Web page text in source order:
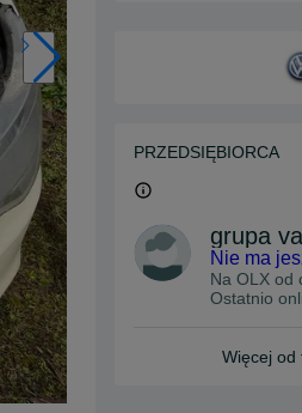
PRZEDSIĘBIORCA
grupa
Nie ma
Na OLX od
Ostatnio
Więcej od